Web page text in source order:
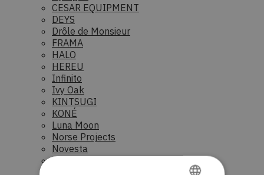
CESAR EQUIPMENT
DEYS
Drôle de Monsieur
FRAMA
HALO
HEREU
Infinito
Ivy Oak
KINTSUGI
KONÉ
Luna Moon
Norse Projects
Novesta
Nudie Jeans